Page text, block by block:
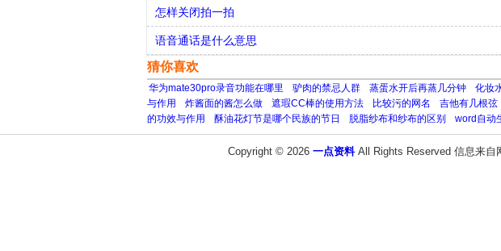
怎样关闭拍一拍
语音通话是什么意思
猜你喜欢
华为mate30pro录音功能在哪里 驴肉的禁忌人群 蒸蛋水开后再蒸几分钟 化妆
与作用
炸酱面的酱怎么做 遮瑕CC棒的使用方法 比较污的网名 吉他有几根弦
的功效与作用
酥油花灯节是哪个民族的节日 脱脂纱布和纱布的区别 word自动
Copyright © 2026 一点资料All Rights Reserved 信息来自